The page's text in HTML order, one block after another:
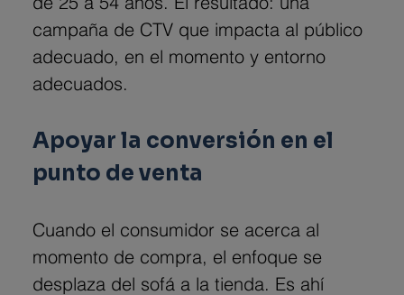
campaña de CTV que impacta al público
adecuado, en el momento y entorno
adecuados.
Apoyar la conversión en el
punto de venta
Cuando el consumidor se acerca al
momento de compra, el enfoque se
desplaza del sofá a la tienda. Es ahí